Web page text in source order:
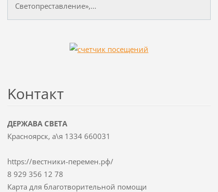
Светопреставление»,...
Koнтакт
ДЕРЖАВА СВЕТА
Красноярск, а\я 1334 660031
https://вестники-перемен.рф/
8 929 356 12 78
Карта для благотворительной помощи